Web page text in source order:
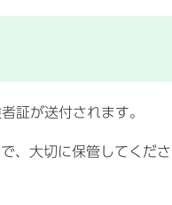
証が送付されます。
、大切に保管してくださ